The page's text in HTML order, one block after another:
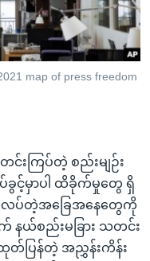
map of press freedom
င်းကြပ်တဲ့ စည်းမျဉ်း
င့်မှာပါ ထိခိုက်မှုတွေ ရှိ
တ်လပ်တဲ့အခြေအနေတွေကို
နယ်စည်းမခြား သတင်း
ထုတ်ပြန်တဲ့ အညွှန်းကိန်း